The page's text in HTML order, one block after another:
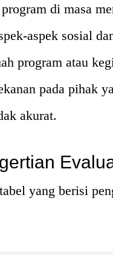
di masa
aspek sosial
program atau
pada pihak
akurat.
yang berisi